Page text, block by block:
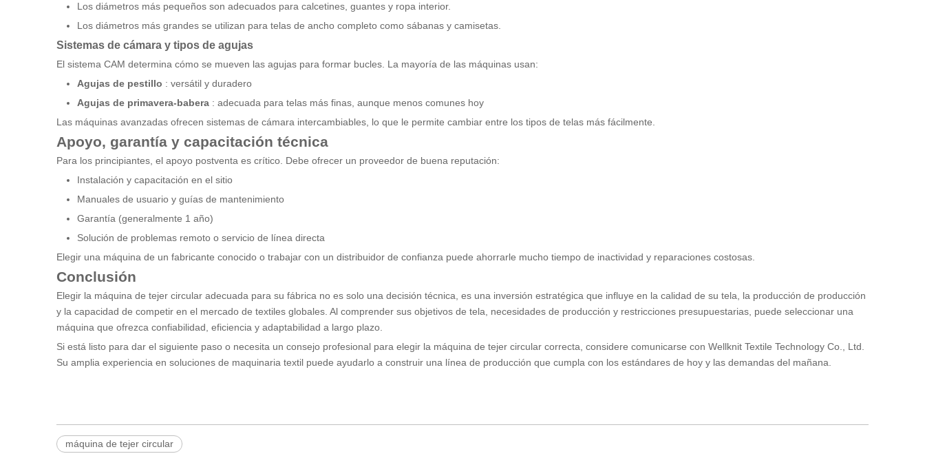
Los diámetros más pequeños son adecuados para calcetines, guantes y ropa interior.
Los diámetros más grandes se utilizan para telas de ancho completo como sábanas y camisetas.
Sistemas de cámara y tipos de agujas
El sistema CAM determina cómo se mueven las agujas para formar bucles. La mayoría de las máquinas usan:
Agujas de pestillo : versátil y duradero
Agujas de primavera-babera : adecuada para telas más finas, aunque menos comunes hoy
Las máquinas avanzadas ofrecen sistemas de cámara intercambiables, lo que le permite cambiar entre los tipos de telas más fácilmente.
Apoyo, garantía y capacitación técnica
Para los principiantes, el apoyo postventa es crítico. Debe ofrecer un proveedor de buena reputación:
Instalación y capacitación en el sitio
Manuales de usuario y guías de mantenimiento
Garantía (generalmente 1 año)
Solución de problemas remoto o servicio de línea directa
Elegir una máquina de un fabricante conocido o trabajar con un distribuidor de confianza puede ahorrarle mucho tiempo de inactividad y reparaciones costosas.
Conclusión
Elegir la máquina de tejer circular adecuada para su fábrica no es solo una decisión técnica, es una inversión estratégica que influye en la calidad de su tela, la producción de producción
y la capacidad de competir en el mercado de textiles globales. Al comprender sus objetivos de tela, necesidades de producción y restricciones presupuestarias, puede seleccionar una
máquina que ofrezca confiabilidad, eficiencia y adaptabilidad a largo plazo.
Si está listo para dar el siguiente paso o necesita un consejo profesional para elegir la máquina de tejer circular correcta, considere comunicarse con Wellknit Textile Technology Co., Ltd.
Su amplia experiencia en soluciones de maquinaria textil puede ayudarlo a construir una línea de producción que cumpla con los estándares de hoy y las demandas del mañana.
máquina de tejer circular